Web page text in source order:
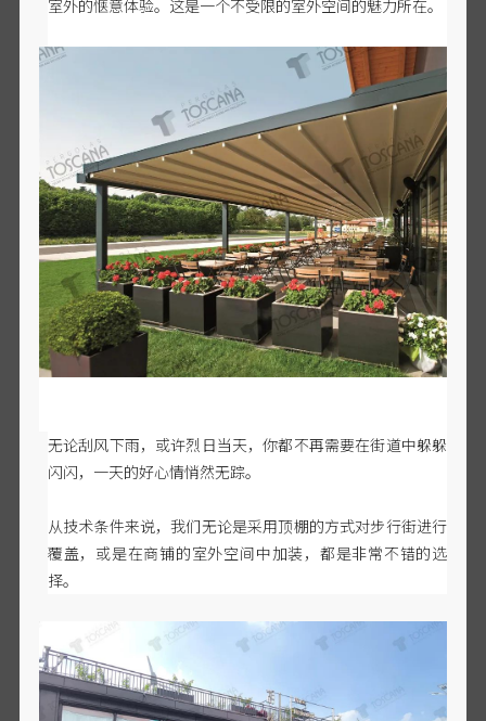
室外的惬意体验。这是一个不受限的室外空间的魅力所在。
无论刮风下雨，或许烈日当天，你都不再需要在街道中躲躲
闪闪，一天的好心情悄然无踪。
从技术条件来说，我们无论是采用顶棚的方式对步行街进行
覆盖，或是在商铺的室外空间中加装，都是非常不错的选
择。